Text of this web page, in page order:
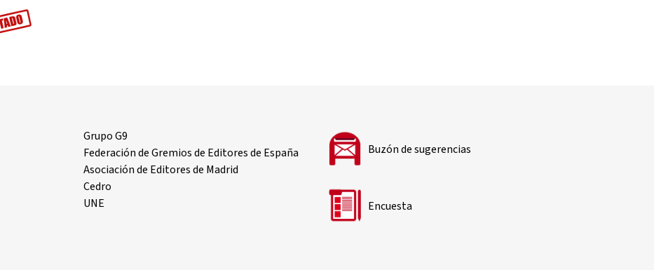
Grupo G9
Federación de Gremios de Editores de España
Asociación de Editores de Madrid
Cedro
UNE
Buzón de sugerencias
Encuesta